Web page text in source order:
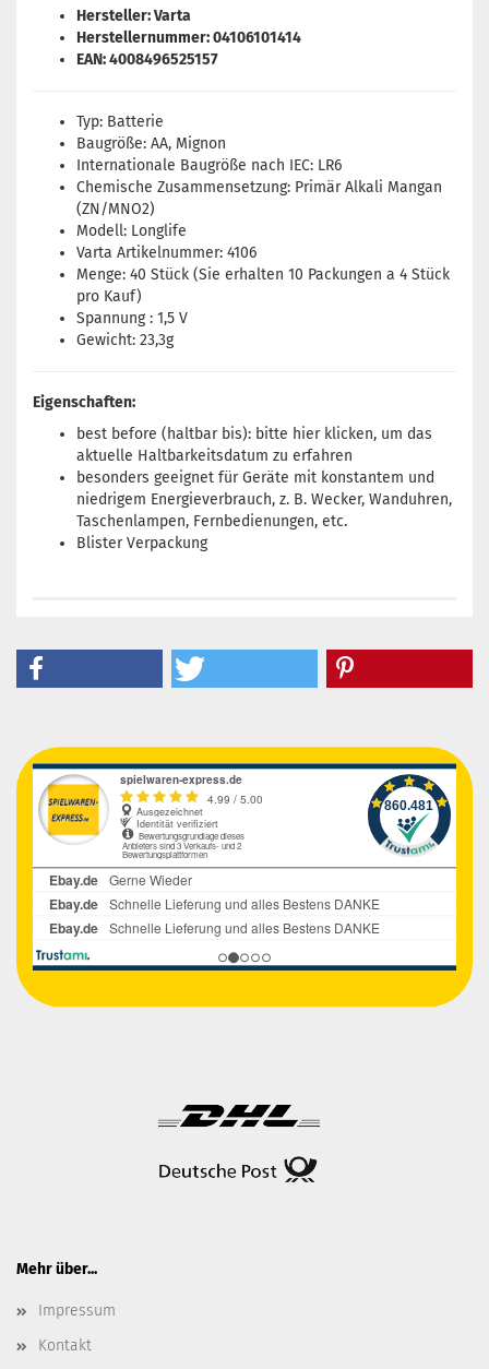
Hersteller: Varta
Herstellernummer: 04106101414
EAN: 4008496525157
Typ: Batterie
Baugröße: AA, Mignon
Internationale Baugröße nach IEC: LR6
Chemische Zusammensetzung: Primär Alkali Mangan
(ZN/MNO2)
Modell: Longlife
Varta Artikelnummer: 4106
Menge: 40 Stück (Sie erhalten 10 Packungen a 4 Stück
pro Kauf)
Spannung : 1,5 V
Gewicht: 23,3g
Eigenschaften:
best before (haltbar bis): bitte hierklicken, um das
aktuelle Haltbarkeitsdatum zu erfahren
besonders geeignet für Geräte mit konstantem und
niedrigem Energieverbrauch, z. B. Wecker, Wanduhren,
Taschenlampen, Fernbedienungen, etc.
Blister Verpackung
Mehr über...
Impressum
Kontakt